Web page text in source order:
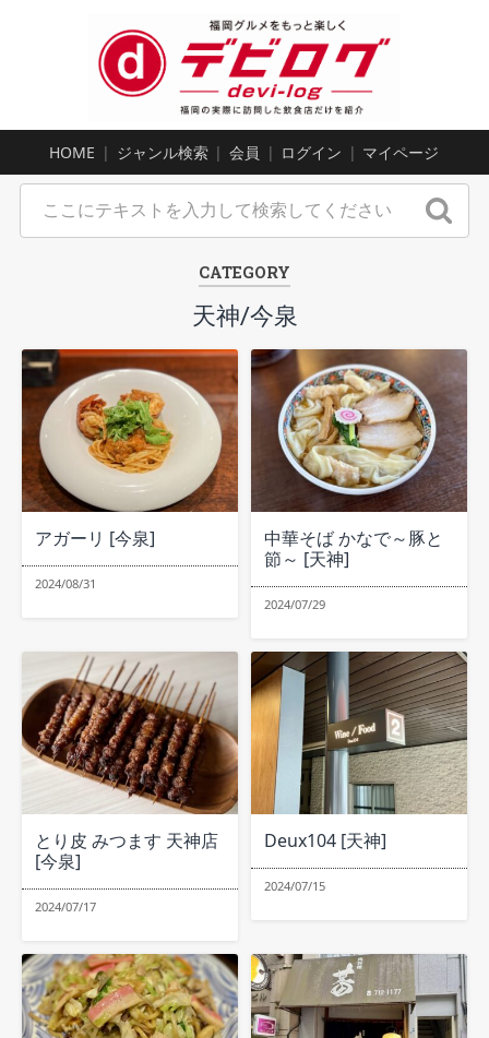
HOME ジャンル検索 会員 ログイン マイページ
CATEGORY
天神/今泉
アガーリ [今泉]
2024/08/31
中華そば かなで～豚と
節～ [天神]
2024/07/29
とり皮 みつます 天神店
[今泉]
2024/07/17
Deux104 [天神]
2024/07/15